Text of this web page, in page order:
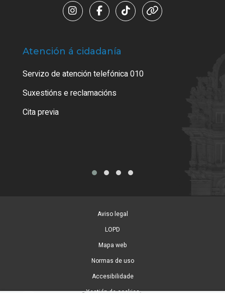
Atención á cidadanía
Servizo de atención telefónica 010
Suxestións e reclamacións
Cita previa
Aviso legal
LOPD
Mapa web
Normas de uso
Accesibilidade